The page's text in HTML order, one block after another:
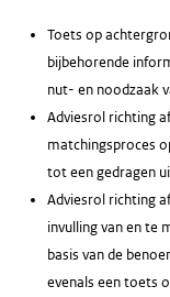
Toets op
bijbehorende
nut- en noodzaak
Adviesrol richting
matchingsproces
tot een gedragen
Adviesrol richting
invulling van en te
basis van de
evenals een toets